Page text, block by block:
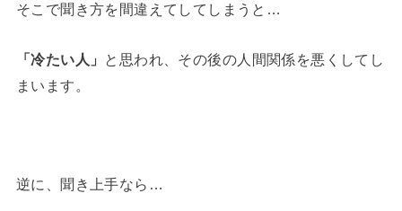
そこで聞き方を間違えてしてしまうと…
「冷たい人」
と思われ、その後の人間関係を悪くしてし
まいます。
逆に、聞き上手なら…